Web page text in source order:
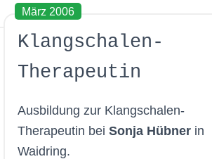
März 2006
Klangschalen-
Therapeutin
Ausbildung zur Klangschalen-
Therapeutin bei Sonja Hübner in
Waidring.